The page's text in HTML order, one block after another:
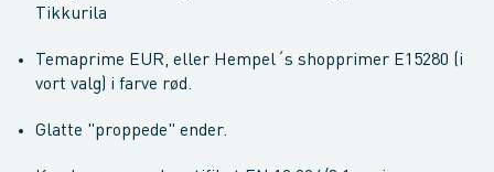
Tikkurila
Temaprime EUR, eller Hempel´s shopprimer E15280 (i
vort valg) i farve rød.
Glatte "proppede" ender.